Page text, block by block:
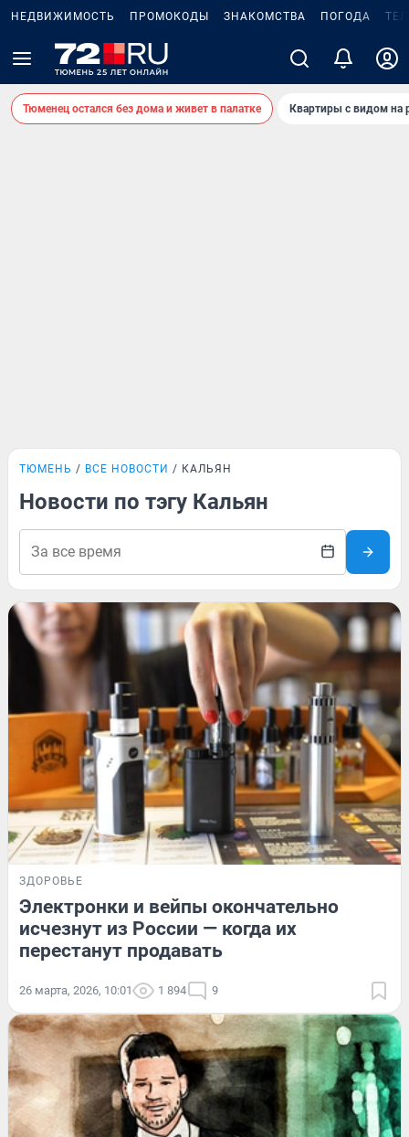
НЕДВИЖИМОСТЬ ПРОМОКОДЫ ЗНАКОМСТВА ПОГОДА
Тюменец остался без дома и живет в палатке Квартиры с видом на
ТЮМЕНЬ ВСЕ НОВОСТИ КАЛЬЯН
Новости по тэгу Кальян
ЗДОРОВЬЕ
Электронки и вейпы окончательно
исчезнут из России — когда их
перестанут продавать
26 марта, 2026, 10:01 1 894 9